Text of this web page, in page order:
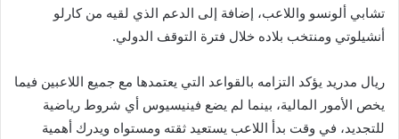
تشابي ألونسو واللاعب، إضافة إلى الدعم الذي لقيه من كارلو
أنشيلوتي ومنتخب بلاده خلال فترة التوقف الدولي.
ريال مدريد يؤكد التزامه بالقواعد التي يعتمدها مع جميع اللاعبين فيما
يخص الأمور المالية، بينما لم يضع فينيسيوس أي شروط رياضية
للتجديد، في وقت بدأ اللاعب يستعيد ثقته ومستواه ويدرك أهمية